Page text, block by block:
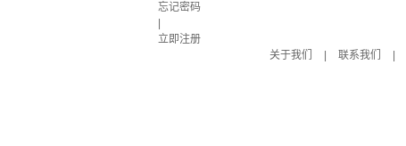
忘记密码
立即注册
关于我们
联系我们